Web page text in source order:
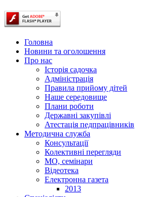
Головна
Новини та оголошення
Про нас
Історія садочка
Адміністрація
Правила прийому дітей
Наше середовище
Плани роботи
Державні закупівлі
Атестація педпрацівників
Методична служба
Консультації
Колективні перегляди
МО, семінари
Відеотека
Електронна газета
2013